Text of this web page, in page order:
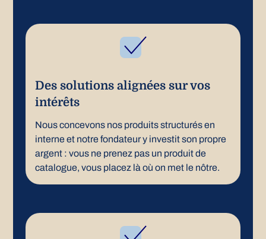
Des solutions alignées sur vos
intérêts
Nous concevons nos produits structurés en
interne et notre fondateur y investit son propre
argent : vous ne prenez pas un produit de
catalogue, vous placez là où on met le nôtre.